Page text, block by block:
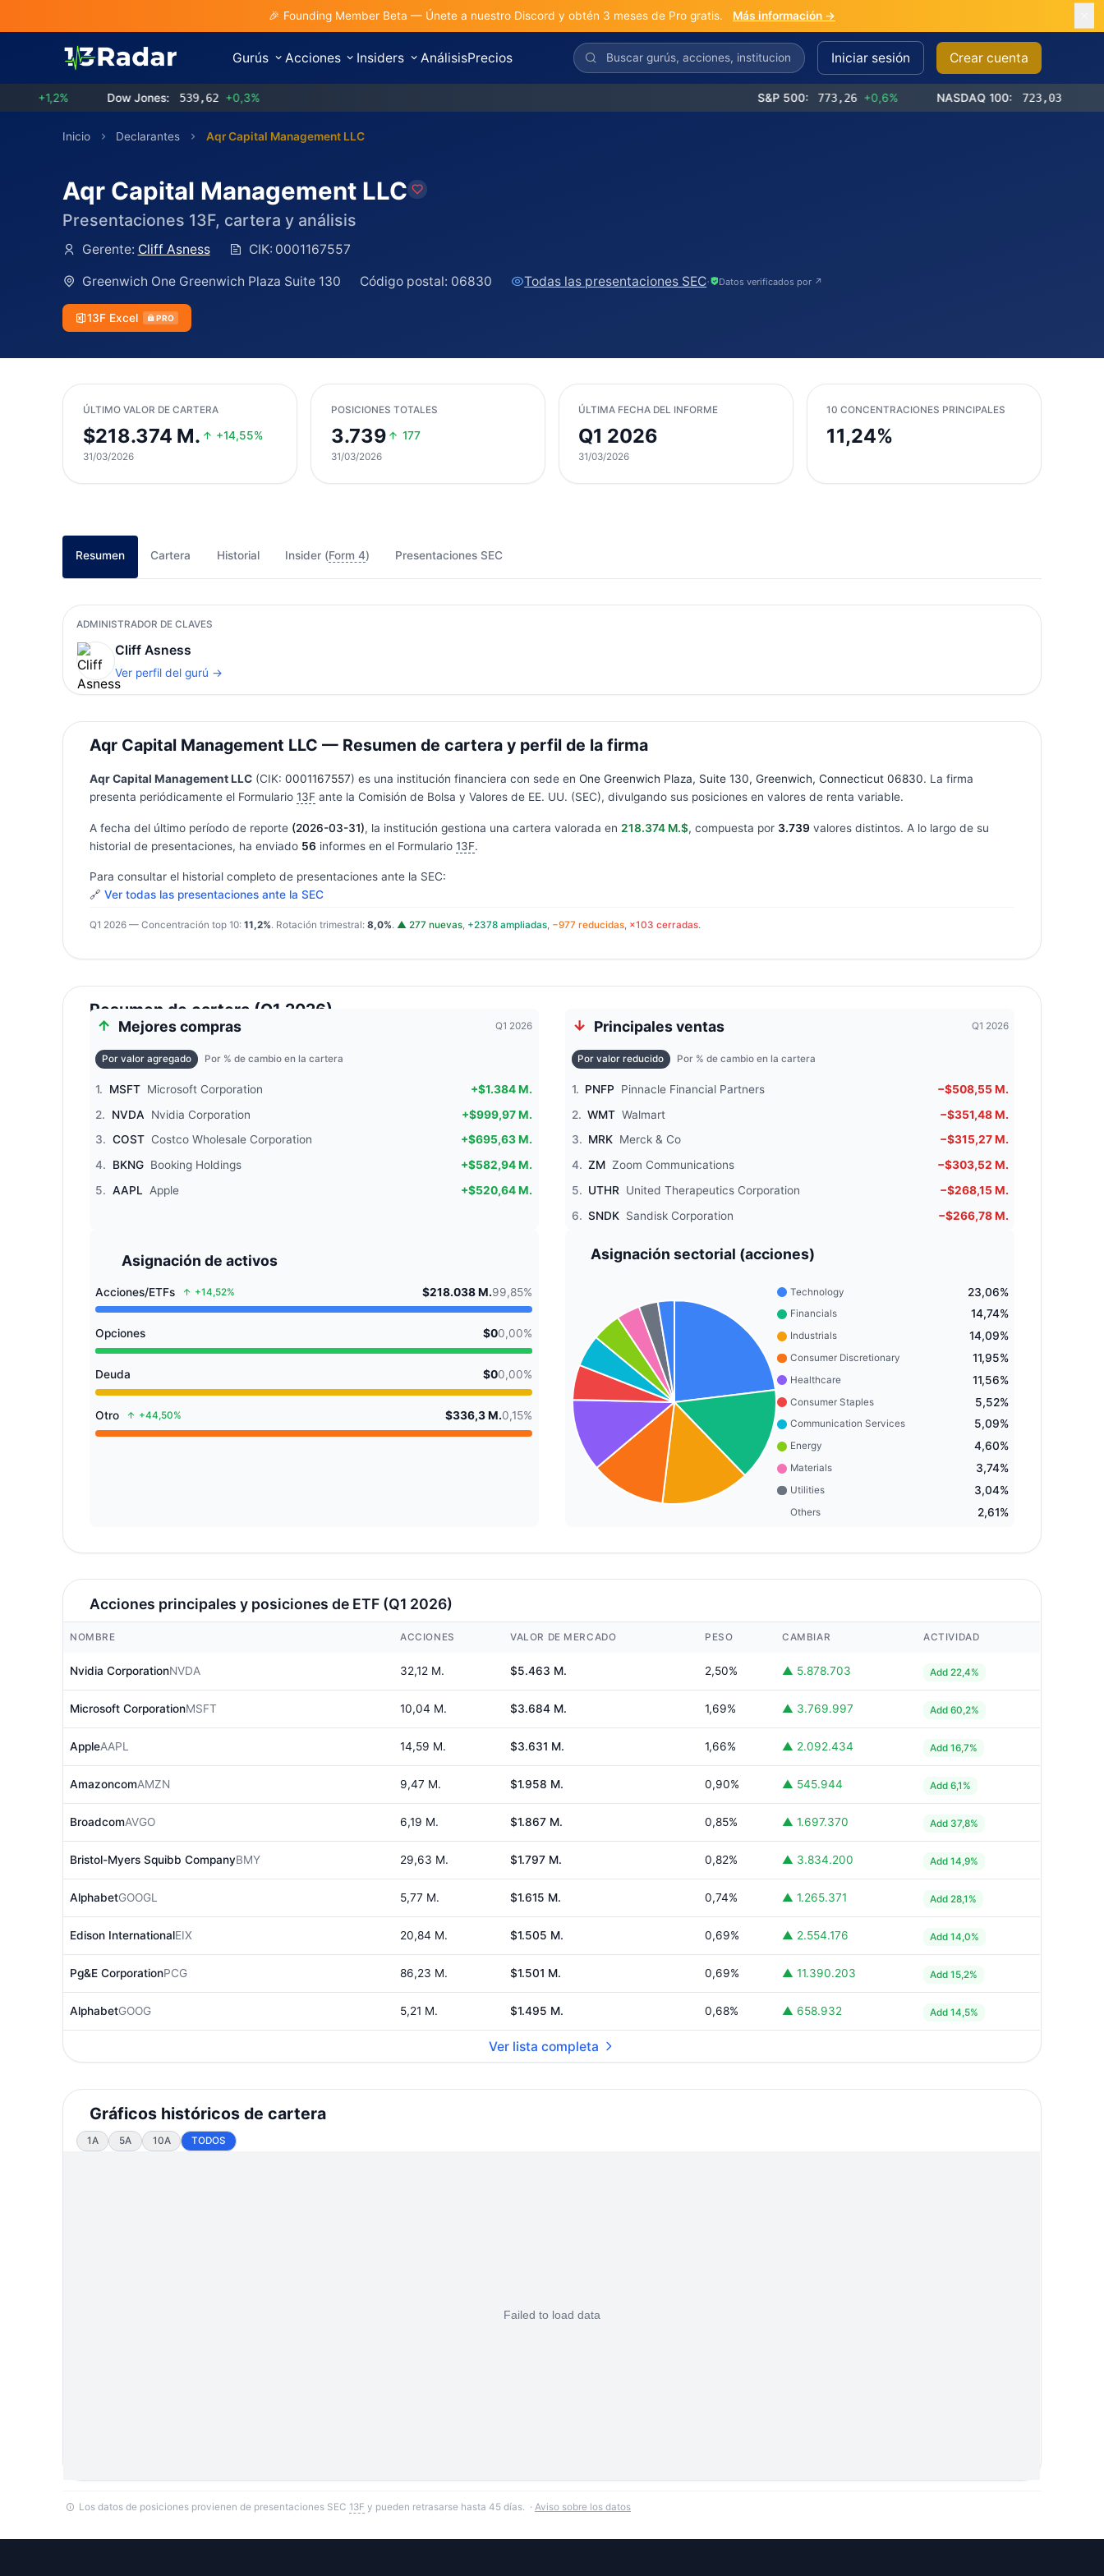
🎉 Founding Member Beta — Únete a nuestro Discord y obtén 3 meses de Pro gratis. Más información →
Gurús Acciones Insiders AnálisisPrecios Iniciar sesión Crear cuenta
Dow Jones: 539,62 +0,3% S&P 500: 773,26 +0,6% NASDAQ 100: 723,03 +1,2%
Inicio Declarantes Aqr Capital Management LLC
Aqr Capital Management LLC
Presentaciones 13F, cartera y análisis
Gerente: Cliff Asness CIK: 0001167557
Greenwich One Greenwich Plaza Suite 130 Código postal: 06830 Todas las presentaciones SEC· Datos verificados por ↗
13F Excel PRO
ÚLTIMO VALOR DE CARTERA
$218.374 M. +14,55%
31/03/2026
POSICIONES TOTALES
3.739 177
31/03/2026
ÚLTIMA FECHA DEL INFORME
Q1 2026
31/03/2026
10 CONCENTRACIONES PRINCIPALES
11,24%
Resumen Cartera Historial Insider (Form 4) Presentaciones SEC
ADMINISTRADOR DE CLAVES
Cliff Asness
Ver perfil del gurú →
Aqr Capital Management LLC — Resumen de cartera y perfil de la firma
Aqr Capital Management LLC(CIK: 0001167557) es una institución financiera con sede en One Greenwich Plaza, Suite 130, Greenwich, Connecticut 06830. La firma
presenta periódicamente el Formulario 13Fante la Comisión de Bolsa y Valores de EE. UU. (SEC), divulgando sus posiciones en valores de renta variable.
A fecha del último período de reporte (2026-03-31), la institución gestiona una cartera valorada en 218.374 M.$, compuesta por 3.739valores distintos. A lo largo de su
historial de presentaciones, ha enviado 56 informes en el Formulario 13F.
Para consultar el historial completo de presentaciones ante la SEC:
🔗 Ver todas las presentaciones ante la SEC
Q1 2026 — Concentración top 10: 11,2%. Rotación trimestral: 8,0%. ▲ 277 nuevas, +2378 ampliadas, −977 reducidas, ×103 cerradas.
Resumen de cartera (Q1 2026)
Mejores compras Q1 2026
Por valor agregado Por % de cambio en la cartera
1. MSFT Microsoft Corporation
+$1.384 M.
2.
NVDA Nvidia Corporation
+$999,97 M.
3. COST Costco Wholesale Corporation
+$695,63 M.
4.
BKNG Booking Holdings
+$582,94 M.
5. AAPL Apple +$520,64 M.
Principales ventas Q1 2026
Por valor reducido Por % de cambio en la cartera
1. PNFP Pinnacle Financial Partners
−$508,55 M.
2. WMT Walmart
−$351,48 M.
3. MRK Merck & Co
−$315,27 M.
4. ZM Zoom Communications
−$303,52 M.
5. UTHR United Therapeutics Corporation
−$268,15 M.
6. SNDK Sandisk Corporation −$266,78 M.
Asignación de activos
Acciones/ETFs +14,52% $218.038 M.99,85%
Opciones $00,00%
Deuda $00,00%
Otro +44,50% $336,3 M.0,15%
Asignación sectorial (acciones)
Technology 23,06%
Financials 14,74%
Industrials 14,09%
Consumer Discretionary 11,95%
Healthcare 11,56%
Consumer Staples 5,52%
Communication Services 5,09%
Energy 4,60%
Materials 3,74%
Utilities 3,04%
Others 2,61%
Acciones principales y posiciones de ETF (Q1 2026)
NOMBRE ACCIONES VALOR DE MERCADO PESO CAMBIAR ACTIVIDAD
Nvidia CorporationNVDA 32,12 M. $5.463 M. 2,50% ▲ 5.878.703 Add 22,4%
Microsoft CorporationMSFT 10,04 M. $3.684 M. 1,69% ▲ 3.769.997 Add 60,2%
AppleAAPL 14,59 M. $3.631 M. 1,66% ▲ 2.092.434 Add 16,7%
AmazoncomAMZN 9,47 M. $1.958 M. 0,90% ▲ 545.944 Add 6,1%
BroadcomAVGO 6,19 M. $1.867 M. 0,85% ▲ 1.697.370 Add 37,8%
Bristol-Myers Squibb CompanyBMY 29,63 M. $1.797 M. 0,82% ▲ 3.834.200 Add 14,9%
AlphabetGOOGL 5,77 M. $1.615 M. 0,74% ▲ 1.265.371 Add 28,1%
Edison InternationalEIX 20,84 M. $1.505 M. 0,69% ▲ 2.554.176 Add 14,0%
Pg&E CorporationPCG 86,23 M. $1.501 M. 0,69% ▲ 11.390.203 Add 15,2%
AlphabetGOOG 5,21 M. $1.495 M. 0,68% ▲ 658.932 Add 14,5%
Ver lista completa
Gráficos históricos de cartera
1A 5A 10A TODOS
Los datos de posiciones provienen de presentaciones SEC 13F y pueden retrasarse hasta 45 días. · Aviso sobre los datos